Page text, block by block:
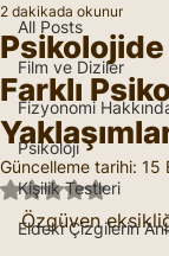
All Posts
Film ve Diziler
Fizyonomi
Psikoloji
Kişilik Testleri
Eldeki Çizgilerin
Farklı
2 dakikada okunur
Güncelleme tarihi: 15
5 üzerinden
Özgüven